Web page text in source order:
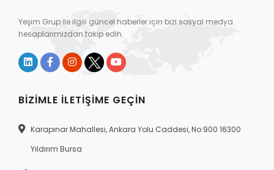
Yeşim Grup ile ilgili güncel haberler için bizi sosyal medya
hesaplarımızdan takip edin.
BIZIMLE İLETIŞIME GEÇIN
Karapınar Mahallesi, Ankara Yolu Caddesi, No:900 16300
Yıldırım Bursa